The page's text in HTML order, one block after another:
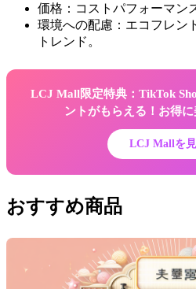
価格：コストパフォーマン
環境への配慮：エコフレン
トレンド。
LCJ Mall限定特典：TikTok
ントがもらえる！お得
LCJ Mallを
おすすめ商品